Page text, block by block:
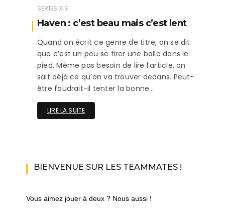
SERIES X|S
Haven : c’est beau mais c’est lent
Quand on écrit ce genre de titre, on se dit
que c’est un peu se tirer une balle dans le
pied. Même pas besoin de lire l’article, on
sait déjà ce qu’on va trouver dedans. Peut-
être faudrait-il tenter la bonne…
LIRE LA SUITE
BIENVENUE SUR LES TEAMMATES !
Vous aimez jouer à deux ? Nous aussi !